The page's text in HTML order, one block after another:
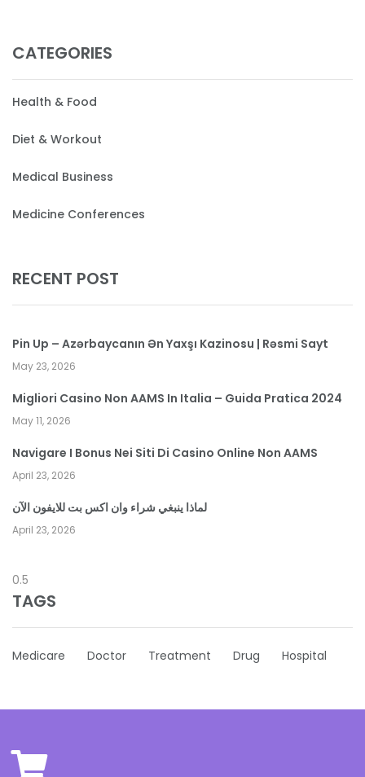
CATEGORIES
Health & Food
Diet & Workout
Medical Business
Medicine Conferences
RECENT POST
Pin Up – Azərbaycanın Ən Yaxşı Kazinosu | Rəsmi Sayt
May 23, 2026
Migliori Casino Non AAMS In Italia – Guida Pratica 2024
May 11, 2026
Navigare I Bonus Nei Siti Di Casino Online Non AAMS
April 23, 2026
لماذا ينبغي شراء وان اكس بت للايفون الآن
April 23, 2026
TAGS
Medicare Doctor Treatment Drug Hospital